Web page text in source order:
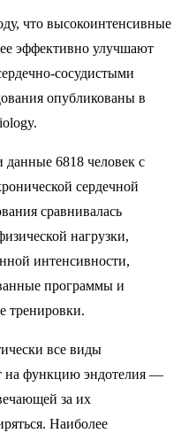
что высокоинтенсивные
эффективно улучшают
сосудистыми
опубликованы в
6818 человек с
сердечной
сравнивалась
нагрузки,
интенсивности,
программы и
тренировки.
все виды
на функцию эндотелия —
за их
Наиболее